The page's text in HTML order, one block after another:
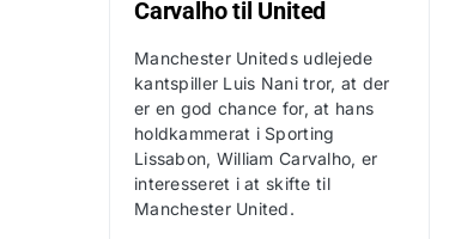
Carvalho til United
Manchester Uniteds udlejede
kantspiller Luis Nani tror, at der
er en god chance for, at hans
holdkammerat i Sporting
Lissabon, William Carvalho, er
interesseret i at skifte til
Manchester United.